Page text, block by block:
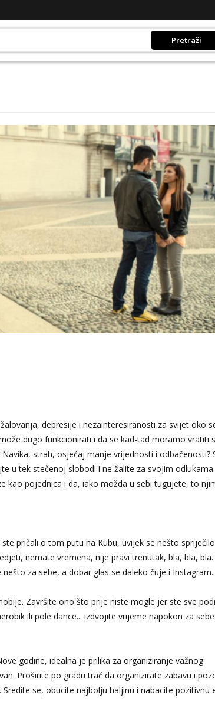
Pretraži
depresije i nezainteresiranosti za svijet oko
dugo funkcionirati i da se kad-tad moramo vratiti
strah, osjećaj manje vrijednosti i odbačenosti?
u tek stečenoj slobodi i ne žalite za svojim odlukama.
kao pojednica i da, iako možda u sebi tugujete, to
pričali o tom putu na Kubu, uvijek se nešto
nemate vremena, nije pravi trenutak, bla, bla,
za sebe, a dobar glas se daleko čuje i
Završite ono što prije niste mogle jer ste sve
ili pole dance... izdvojite vrijeme napokon za
godine, idealna je prilika za organiziranje važnog
Proširite po gradu trač da organizirate zabavu i
se, obucite najbolju haljinu i nabacite pozitivnu